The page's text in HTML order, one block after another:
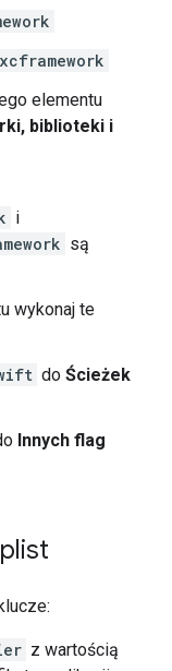
elementu
biblioteki i
i
są
wykonaj te
do Ścieżek
Innych flag
plist
z wartością